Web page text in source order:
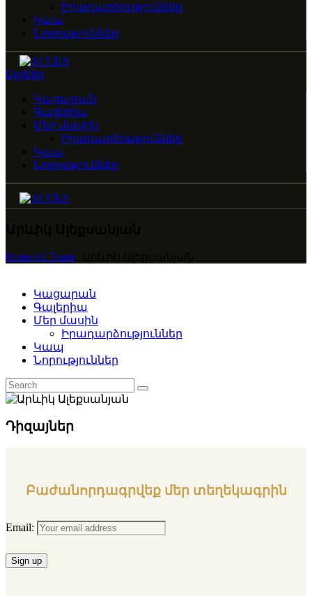
Իրադարձություններ
Կապ
Նորություններ
Այցելել
Կացարան
Գալերիա
Մեր մասին
Իրադարձություններ
Կապ
Նորություններ
HomeAll Team
Կացարան
Գալերիա
Մեր մասին
Իրադարձություններ
Կապ
Նորություններ
Դիզայներ
Բաժանորդագրվեք մեր տեղեկագրին
Email: